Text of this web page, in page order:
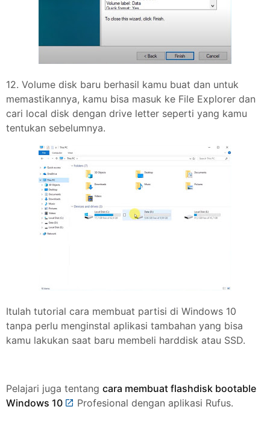
12. Volume disk baru berhasil kamu buat dan untuk
memastikannya, kamu bisa masuk ke File Explorer dan
cari local disk dengan drive letter seperti yang kamu
tentukan sebelumnya.
Itulah tutorial cara membuat partisi di Windows 10
tanpa perlu menginstal aplikasi tambahan yang bisa
kamu lakukan saat baru membeli harddisk atau SSD.
Pelajari juga tentang cara membuat flashdisk bootable
Windows 10
Profesional dengan aplikasi Rufus.